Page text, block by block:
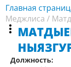
Главная
Меджлиса /
Должность: